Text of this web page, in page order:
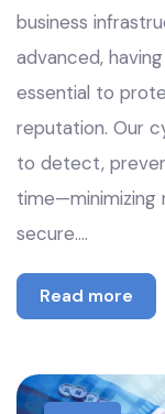
business
advanced,
essential to
reputation. Our
to detect,
time—minimizing
secure.…
Read more